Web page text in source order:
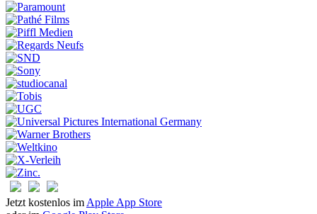
Jetzt kostenlos im Apple App Store